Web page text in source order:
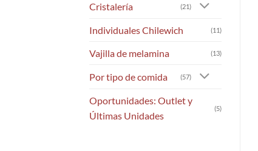
Cristalería (21)
Individuales Chilewich (11)
Vajilla de melamina (13)
Por tipo de comida (57)
Oportunidades: Outlet y
Últimas Unidades
(5)